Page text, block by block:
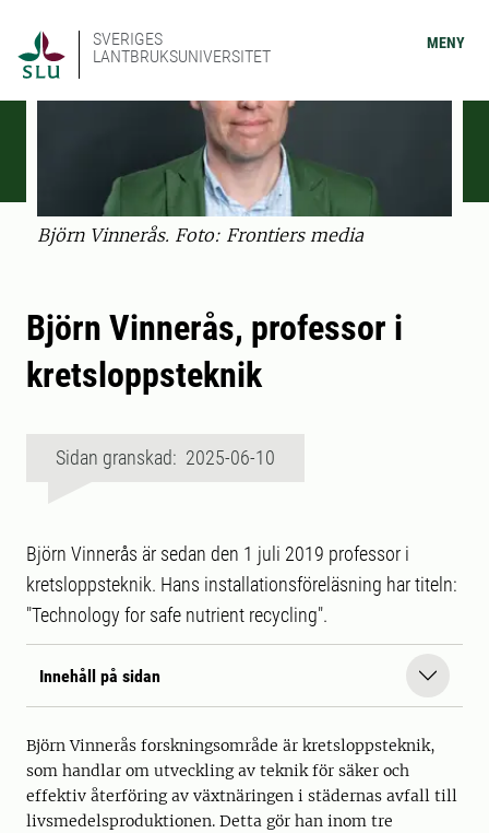
SVERIGES
LANTBRUKSUNIVERSITET
MENY
Björn Vinnerås. Foto: Frontiers media
Björn Vinnerås, professor i
kretsloppsteknik
Sidan granskad: 2025-06-10
Björn Vinnerås är sedan den 1 juli 2019 professor i
kretsloppsteknik. Hans installationsföreläsning har titeln:
"Technology for safe nutrient recycling".
Innehåll på sidan
Björn Vinnerås forskningsområde är kretsloppsteknik,
som handlar om utveckling av teknik för säker och
effektiv återföring av växtnäringen i städernas avfall till
livsmedelsproduktionen. Detta gör han inom tre